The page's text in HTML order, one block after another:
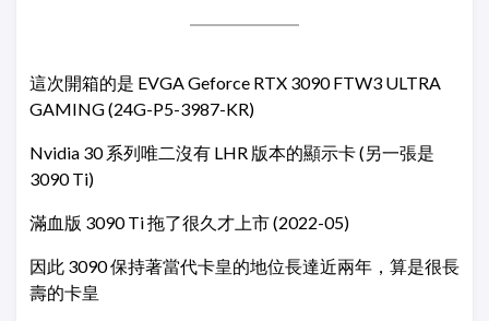
這次開箱的是 EVGA Geforce RTX 3090 FTW3 ULTRA
GAMING (24G-P5-3987-KR)
Nvidia 30 系列唯二沒有 LHR 版本的顯示卡 (另一張是
3090 Ti)
滿血版 3090 Ti 拖了很久才上市 (2022-05)
因此 3090 保持著當代卡皇的地位長達近兩年，算是很長
壽的卡皇